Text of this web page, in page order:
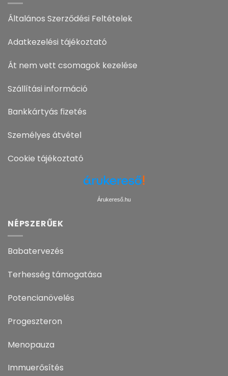
Általános Szerződési Feltételek
Adatkezelési tájékoztató
Át nem vett csomagok kezelése
Szállítási információ
Bankkártyás fizetés
Személyes átvétel
Cookie tájékoztató
Árukereső.hu
NÉPSZERŰEK
Babatervezés
Terhesség támogatása
Potencianövelés
Progeszteron
Menopauza
Immuerősítés